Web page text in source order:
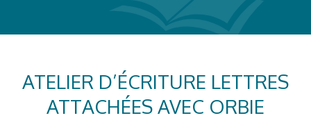
ATELIER D’ÉCRITURE LETTRES
ATTACHÉES AVEC ORBIE